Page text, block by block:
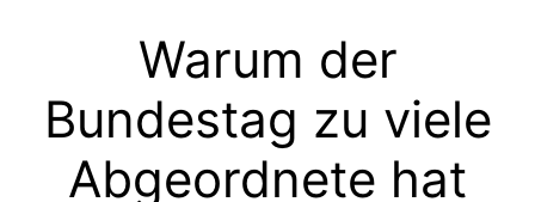
Warum der
Bundestag zu viele
Abgeordnete hat